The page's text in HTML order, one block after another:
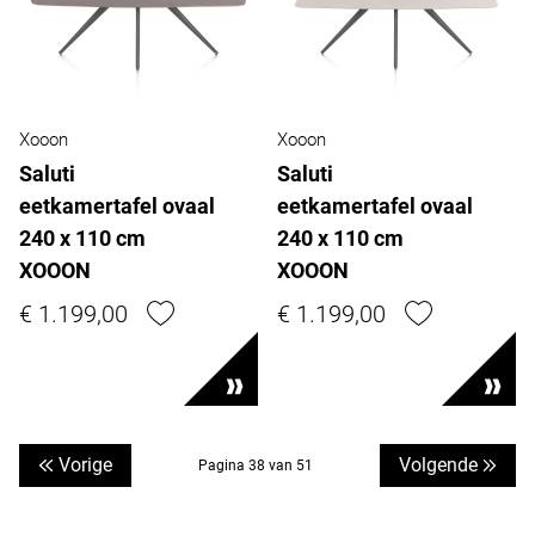
Xooon
Saluti
eetkamertafel ovaal
240 x 110 cm
XOOON
€ 1.199,00
Xooon
Saluti
eetkamertafel ovaal
240 x 110 cm
XOOON
€ 1.199,00
Vorige Pagina 38 van 51 Volgende